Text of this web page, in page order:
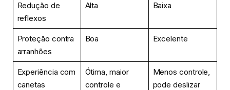
Redução de
reflexos
Alta Baixa
Proteção contra
arranhões
Boa Excelente
Experiência com
canetas
Ótima, maior
controle e
Menos controle,
pode deslizar